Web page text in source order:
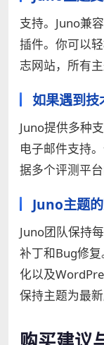
支持。Juno兼
插件。你可以
志网站，所有
如果遇到技
Juno提供多种
电子邮件支持
据多个评测平
Juno主题
Juno团队保持
补丁和Bug修
化以及
保持主题为最新